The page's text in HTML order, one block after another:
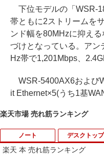
下位モデルの「WSR-
帯ともに2ストリームを
ンド幅を80MHzに抑え
づけとなっている。アン
Hz帯で1,201Mbps、
WSR-5400AX6および
it Ethernet×5(うち1基
楽天市場 売れ筋ランキング
ノート デスクトップ
楽天 本 売れ筋ランキング